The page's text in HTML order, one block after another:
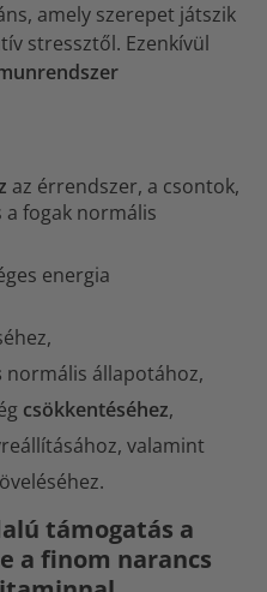
amely szerepet játszik
stressztől. Ezenkívül
az érrendszer, a csontok,
a fogak normális
energia
normális állapotához,
csökkentéséhez,
valamint
támogatás a
a finom narancs